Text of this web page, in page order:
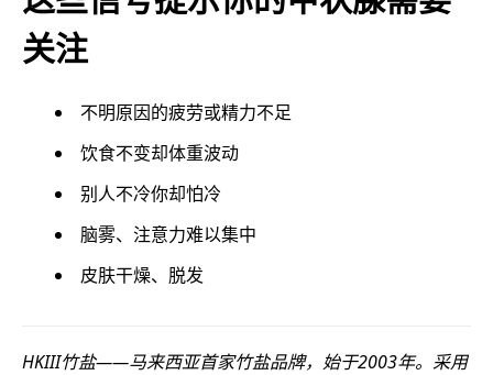
关注
不明原因的疲劳或精力不足
饮食不变却体重波动
别人不冷你却怕冷
脑雾、注意力难以集中
皮肤干燥、脱发
HKIII竹盐——马来西亚首家竹盐品牌，始于2003年。采用